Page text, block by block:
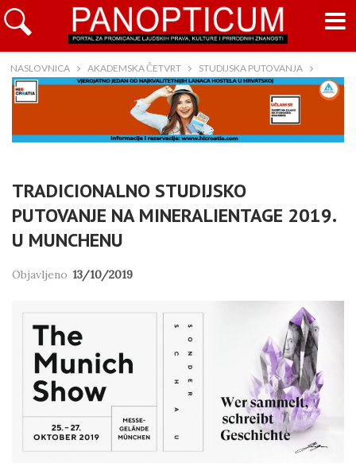
NASLOVNICA AKADEMSKA ČETVRT STUDIJSKA PUTOVANJA
TRADICIONALNO STUDIJSKO
PUTOVANJE NA MINERALIENTAGE 2019.
U MUNCHENU
Objavljeno 13/10/2019